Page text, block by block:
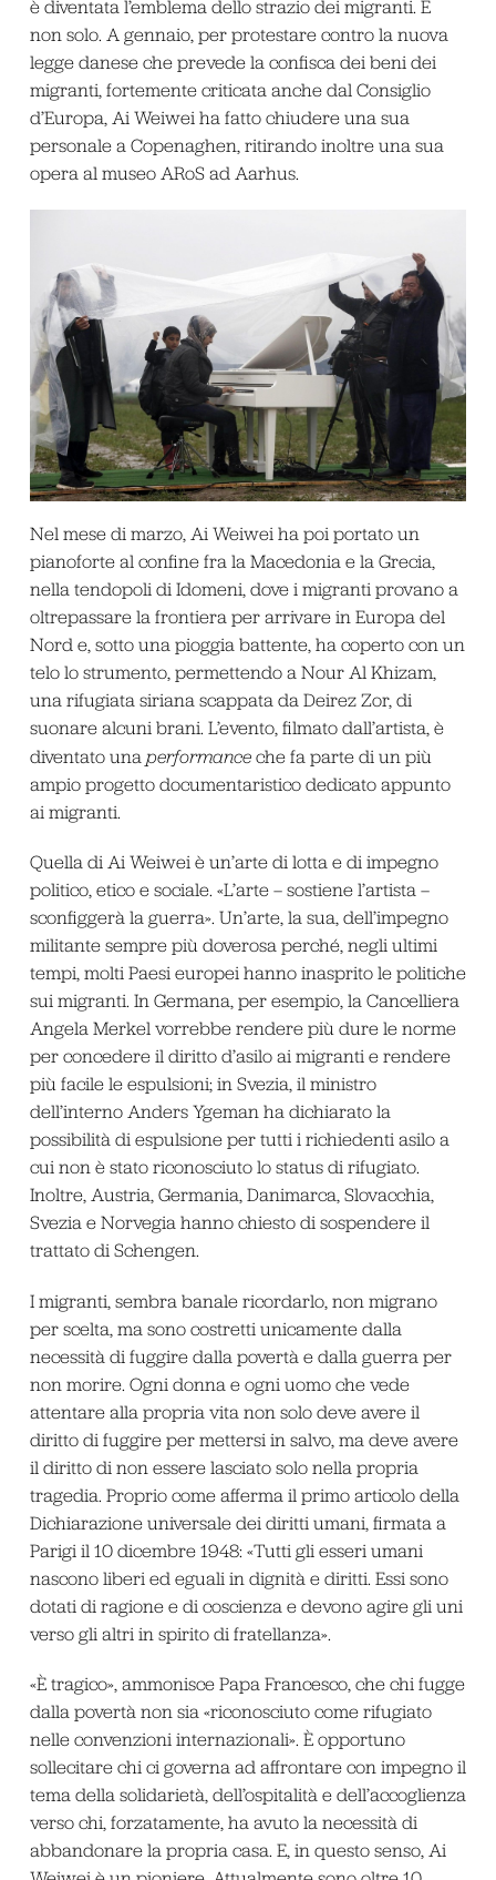
è diventata l’emblema dello strazio dei migranti. E
non solo. A gennaio, per protestare contro la nuova
legge danese che prevede la confisca dei beni dei
migranti, fortemente criticata anche dal Consiglio
d’Europa, Ai Weiwei ha fatto chiudere una sua
personale a Copenaghen, ritirando inoltre una sua
opera al museo ARoS ad Aarhus.
Nel mese di marzo, Ai Weiwei ha poi portato un
pianoforte al confine fra la Macedonia e la Grecia,
nella tendopoli di Idomeni, dove i migranti provano a
oltrepassare la frontiera per arrivare in Europa del
Nord e, sotto una pioggia battente, ha coperto con un
telo lo strumento, permettendo a Nour Al Khizam,
una rifugiata siriana scappata da Deirez Zor, di
suonare alcuni brani. L’evento, filmato dall’artista, è
diventato una performanceche fa parte di un più
ampio progetto documentaristico dedicato appunto
ai migranti.
Quella di Ai Weiwei è un’arte di lotta e di impegno
politico, etico e sociale. «L’arte – sostiene l’artista –
sconfiggerà la guerra». Un’arte, la sua, dell’impegno
militante sempre più doverosa perché, negli ultimi
tempi, molti Paesi europei hanno inasprito le politiche
sui migranti. In Germana, per esempio, la Cancelliera
Angela Merkel vorrebbe rendere più dure le norme
per concedere il diritto d’asilo ai migranti e rendere
più facile le espulsioni; in Svezia, il ministro
dell’interno Anders Ygeman ha dichiarato la
possibilità di espulsione per tutti i richiedenti asilo a
cui non è stato riconosciuto lo status di rifugiato.
Inoltre, Austria, Germania, Danimarca, Slovacchia,
Svezia e Norvegia hanno chiesto di sospendere il
trattato di Schengen.
I migranti, sembra banale ricordarlo, non migrano
per scelta, ma sono costretti unicamente dalla
necessità di fuggire dalla povertà e dalla guerra per
non morire. Ogni donna e ogni uomo che vede
attentare alla propria vita non solo deve avere il
diritto di fuggire per mettersi in salvo, ma deve avere
il diritto di non essere lasciato solo nella propria
tragedia. Proprio come afferma il primo articolo della
Dichiarazione universale dei diritti umani, firmata a
Parigi il 10 dicembre 1948: «Tutti gli esseri umani
nascono liberi ed eguali in dignità e diritti. Essi sono
dotati di ragione e di coscienza e devono agire gli uni
verso gli altri in spirito di fratellanza».
«È tragico», ammonisce Papa Francesco, che chi fugge
dalla povertà non sia «riconosciuto come rifugiato
nelle convenzioni internazionali». È opportuno
sollecitare chi ci governa ad affrontare con impegno il
tema della solidarietà, dell’ospitalità e dell’accoglienza
verso chi, forzatamente, ha avuto la necessità di
abbandonare la propria casa. E, in questo senso, Ai